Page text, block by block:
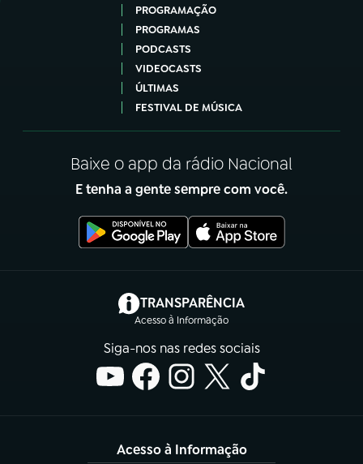
PROGRAMAÇÃO
PROGRAMAS
PODCASTS
VIDEOCASTS
ÚLTIMAS
FESTIVAL DE MÚSICA
Baixe o app da rádio Nacional
E tenha a gente sempre com você.
TRANSPARÊNCIA
Acesso à Informação
(abre em nova aba)
Siga-nos nas redes sociais
Acesso à Informação